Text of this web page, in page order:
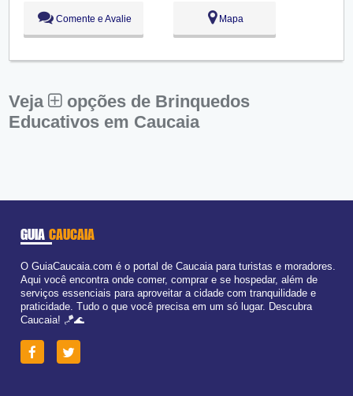
Seg:
Ter:
09:00 - 18:00
Qua:
09:00 - 18:00
Sex:
09:00 - 18:00
Dom:
Fechado
Comente e Avalie Mapa
Veja
opções de Brinquedos
Educativos em Caucaia
GUIA CAUCAIA
O GuiaCaucaia.com é o portal de Caucaia para turistas e moradores.
Aqui você encontra onde comer, comprar e se hospedar, além de
serviços essenciais para aproveitar a cidade com tranquilidade e
praticidade. Tudo o que você precisa em um só lugar. Descubra
Caucaia! 🪁🌊